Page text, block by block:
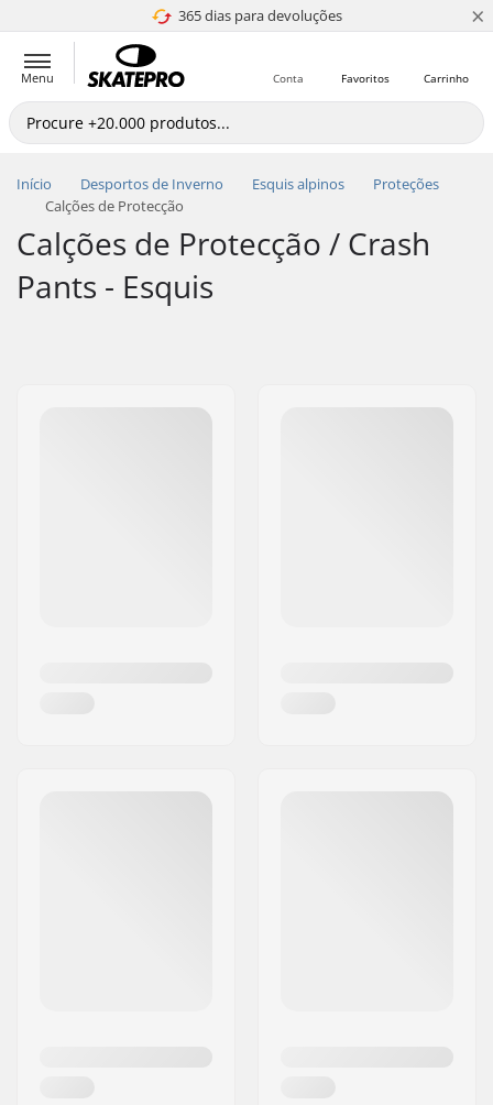
365 dias para devoluções
4.8 de 5 ×
Menu Carrinho
Favoritos
Conta
Início Desportos de Inverno Esquis alpinos
Proteções
Calções de Protecção
Calções de Protecção / Crash
Pants - Esquis